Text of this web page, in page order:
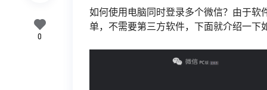
如何使用电脑同时登录多个微信？由于
单，不需要第三方软件，下面就介绍一下
0